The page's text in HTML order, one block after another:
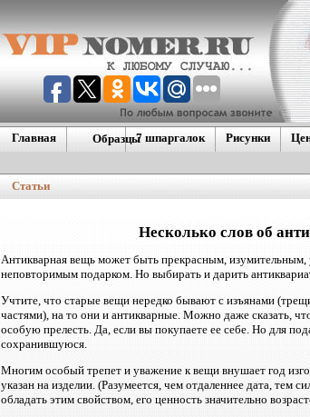
Образцы
Европейские
номера
Главная 7 шпаргалок Рисунки
Статьи
Несколько слов об
Антикварная вещь может быть прекрасным,
неповторимым подарком. Но выбирать и дарить
Учтите, что старые вещи нередко бывают с изъянами
частями), на то они и антикварные. Можно даже сказать,
особую прелесть. Да, если вы покупаете ее себе. Но для
сохранившуюся.
Многим особый трепет и уважение к вещи внушает год
указан на изделии. (Разумеется, чем отдаленнее дата, тем
обладать этим свойством, его ценность значительно